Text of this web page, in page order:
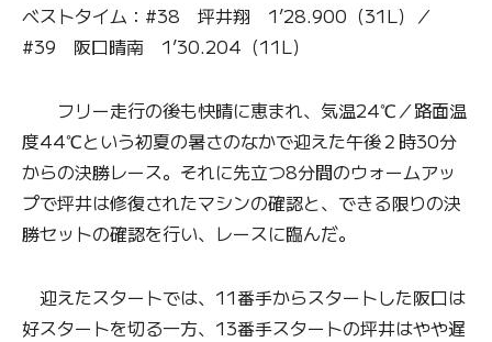
ベストタイム：#38 坪井翔 1’28.900（31L）／
#39 阪口晴南 1’30.204（11L）
フリー走行の後も快晴に恵まれ、気温24℃／路面温
度44℃という初夏の暑さのなかで迎えた午後２時30分
からの決勝レース。それに先立つ8分間のウォームアッ
プで坪井は修復されたマシンの確認と、できる限りの決
勝セットの確認を行い、レースに臨んだ。
迎えたスタートでは、11番手からスタートした阪口は
好スタートを切る一方、13番手スタートの坪井はやや遅